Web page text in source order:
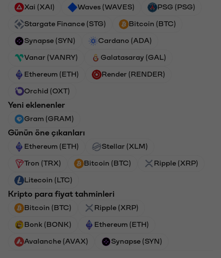
Xai (XAI) Waves (WAVES) PSG (PSG)
Stargate Finance (STG) Bitcoin (BTC)
Synapse (SYN) Cardano (ADA)
Vanar (VANRY) Galatasaray (GAL)
Ethereum (ETH) Render (RENDER)
Orchid (OXT)
Yeni eklenenler
Gram (GRAM)
Günün öne çıkanları
Ethereum (ETH) Stellar (XLM)
Tron (TRX) Bitcoin (BTC) Ripple (XRP)
Litecoin (LTC)
Kripto para fiyat tahminleri
Bitcoin (BTC) Ripple (XRP)
Bonk (BONK) Ethereum (ETH)
Avalanche (AVAX) Synapse (SYN)